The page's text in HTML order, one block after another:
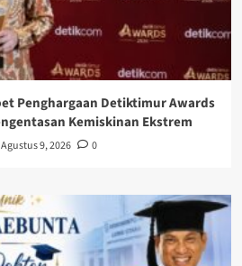
Penghargaan Detiktimur Awards
Kemiskinan Ekstrem
Agustus 9, 2026 0